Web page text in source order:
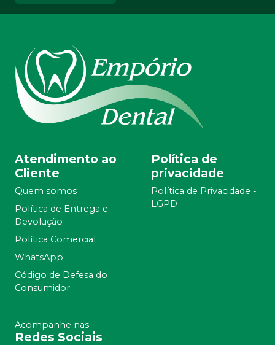
Atendimento ao
Cliente
Quem somos
Política de Entrega e
Devolução
Política Comercial
WhatsApp
Código de Defesa do
Consumidor
Política de
privacidade
Política de Privacidade -
LGPD
Acompanhe nas
Redes Sociais